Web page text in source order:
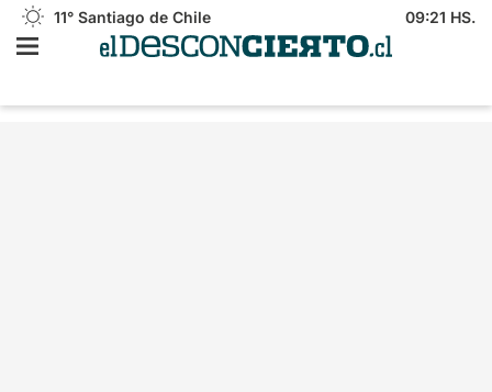
11° Santiago de Chile 09:21 HS.